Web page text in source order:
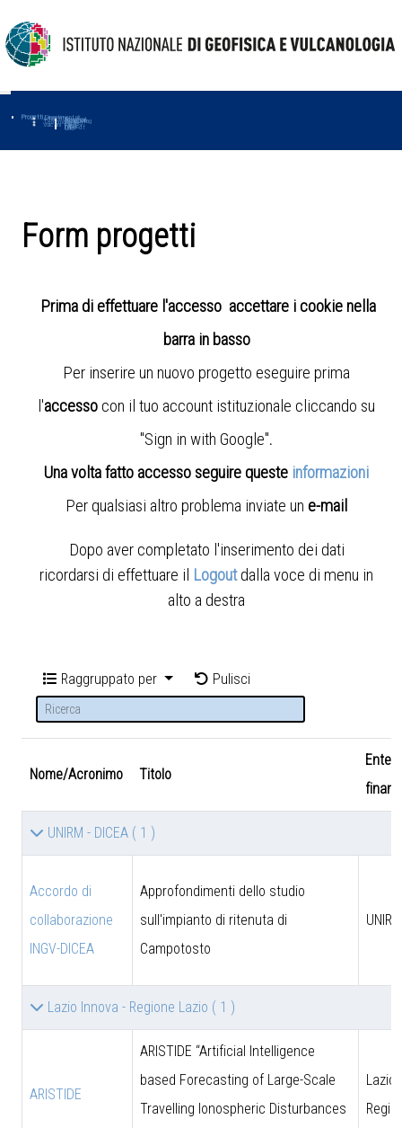
Progetti
Progetti Dipartimentali
AmbienteAmused
Macmap
Tropomag
TerremotiFurther
Muse
Vulcani First
Impact
Love-cf
Uno
Form progetti
Prima di effettuare l'accesso accettare i cookie nella
barra in basso
Per inserire un nuovo progetto eseguire prima
l'accesso con il tuo account istituzionale cliccando su
"Sign in with Google".
Una volta fatto accesso seguire queste informazioni
Per qualsiasi altro problema inviate un e-mail
Dopo aver completato l'inserimento dei dati
ricordarsi di effettuare il Logout dalla voce di menu in
alto a destra
Raggruppato per Pulisci
Nome/Acronimo Titolo
Ente
UNIRM - DICEA ( 1 )
Accordo di
collaborazione
INGV-DICEA
Approfondimenti dello studio
sull'impianto di ritenuta di
Campotosto
Lazio Innova - Regione Lazio ( 1 )
ARISTIDE
ARISTIDE “Artificial Intelligence
based Forecasting of Large-Scale
Travelling Ionospheric Disturbances
Lazio